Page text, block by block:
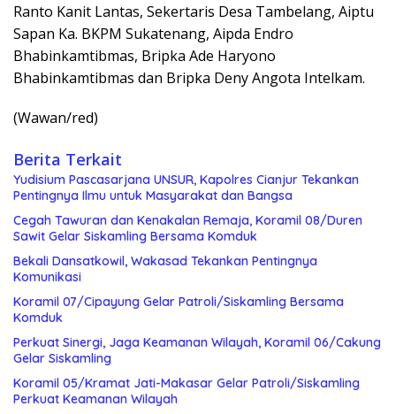
Ranto Kanit Lantas, Sekertaris Desa Tambelang, Aiptu
Sapan Ka. BKPM Sukatenang, Aipda Endro
Bhabinkamtibmas, Bripka Ade Haryono
Bhabinkamtibmas dan Bripka Deny Angota Intelkam.
(Wawan/red)
Berita Terkait
Yudisium Pascasarjana UNSUR, Kapolres Cianjur Tekankan
Pentingnya Ilmu untuk Masyarakat dan Bangsa
Cegah Tawuran dan Kenakalan Remaja, Koramil 08/Duren
Sawit Gelar Siskamling Bersama Komduk
Bekali Dansatkowil, Wakasad Tekankan Pentingnya
Komunikasi
Koramil 07/Cipayung Gelar Patroli/Siskamling Bersama
Komduk
Perkuat Sinergi, Jaga Keamanan Wilayah, Koramil 06/Cakung
Gelar Siskamling
Koramil 05/Kramat Jati-Makasar Gelar Patroli/Siskamling
Perkuat Keamanan Wilayah